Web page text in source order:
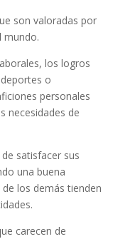
son valoradas por
mundo.
los logros
o
personales
necesidades de
satisfacer sus
una buena
los demás tienden
carecen de